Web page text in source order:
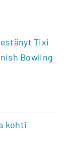
Tixi
Bowling
kohti